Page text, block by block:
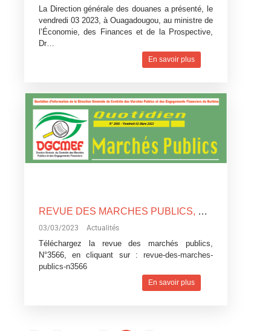
La Direction générale des douanes a présenté, le
vendredi 03 2023, à Ouagadougou, au ministre de
l’Économie, des Finances et de la Prospective,
Dr…
En savoir plus
REVUE DES MARCHES PUBLICS, N°3566
03/03/2023 Actualités
Téléchargez la revue des marchés publics,
N°3566, en cliquant sur : revue-des-marches-
publics-n3566
En savoir plus